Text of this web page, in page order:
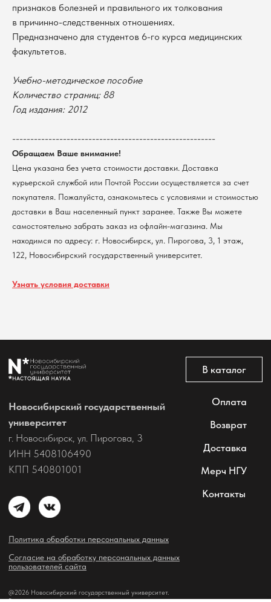
признаков болезней и правильного их толкования
в причинно-следственных отношениях.
Предназначено для студентов 6-го курса медицинских
факультетов.
Учебно-методическое пособие
Количество страниц: 88
Год издания: 2012
--------------------------------------------------------
Обращаем Ваше внимание!
Цена указана без учета стоимости доставки. Доставка
курьерской службой или Почтой России осуществляется за счет
покупателя. Пожалуйста, ознакомьтесь с условиями и стоимостью
доставки в Ваш населенный пункт заранее. Также Вы можете
самостоятельно забрать заказ из офлайн-магазина. Мы
находимся по адресу: г. Новосибирск, ул. Пирогова, 3, 1 этаж,
122, Новосибирский государственный университет.
Узнать условия доставки
Контакты
@2026 Новосибирский государственный университет.
Все права защищены
Политика обработки персональных данных
Согласие на обработку персональных данных
пользователей сайта
Новосибирский государственный
университет
г. Новосибирск, ул. Пирогова, 3
ИНН 5408106490